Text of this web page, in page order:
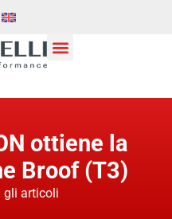
ottiene la
Broof (T3)
gli articoli